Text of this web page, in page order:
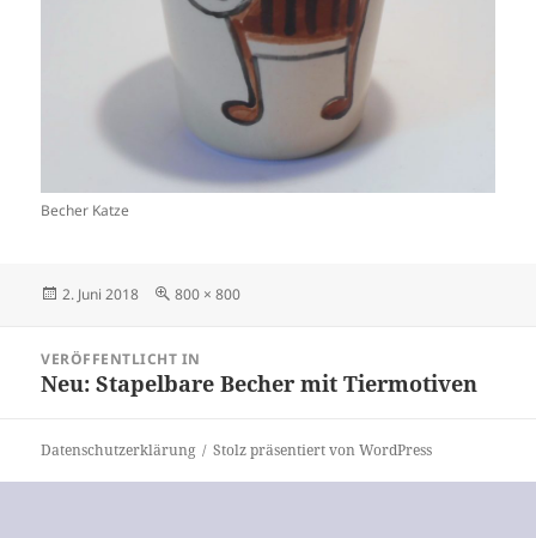
Becher Katze
Veröffentlicht
2. Juni 2018 Originalgröße
800 × 800
VERÖFFENTLICHT IN
Neu: Stapelbare Becher mit Tiermotiven
Datenschutzerklärung Stolz präsentiert von WordPress